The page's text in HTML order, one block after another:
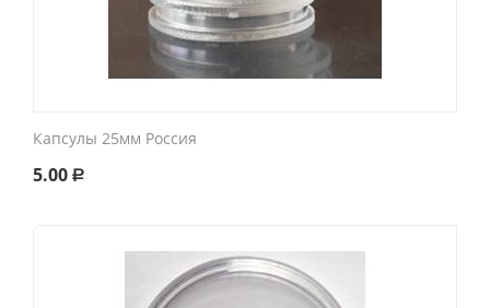
Капсулы 25мм Россия
5.00 Р